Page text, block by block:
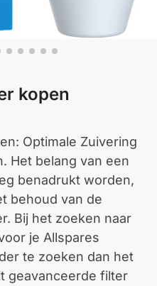
kopen
Optimale Zuivering
Het belang van een
benadrukt worden,
behoud van de
Bij het zoeken naar
je Allspares
te zoeken dan het
geavanceerde filter